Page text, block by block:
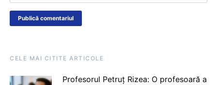
CELE MAI CITITE ARTICOLE
Profesorul Petruț Rizea: O profesoară a